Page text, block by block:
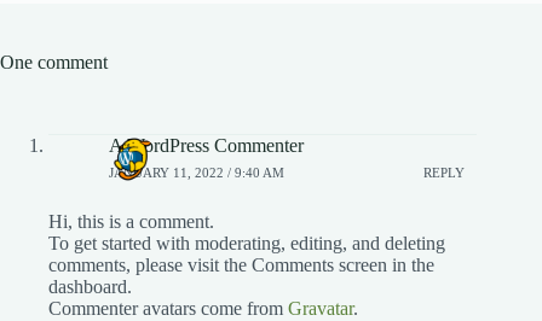
One comment
A WordPress Commenter
JANUARY 11, 2022 / 9:40 AM REPLY
Hi, this is a comment.
To get started with moderating, editing, and deleting
comments, please visit the Comments screen in the
dashboard.
Commenter avatars come from Gravatar.